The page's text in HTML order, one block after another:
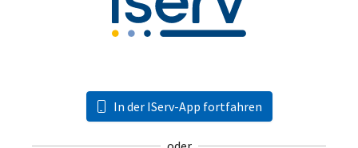
In der IServ-App fortfahren